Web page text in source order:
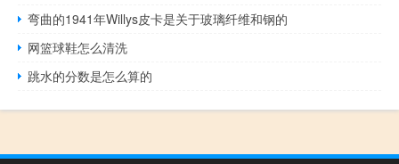
弯曲的1941年Willys皮卡是关于玻璃纤维和钢的
网篮球鞋怎么清洗
跳水的分数是怎么算的